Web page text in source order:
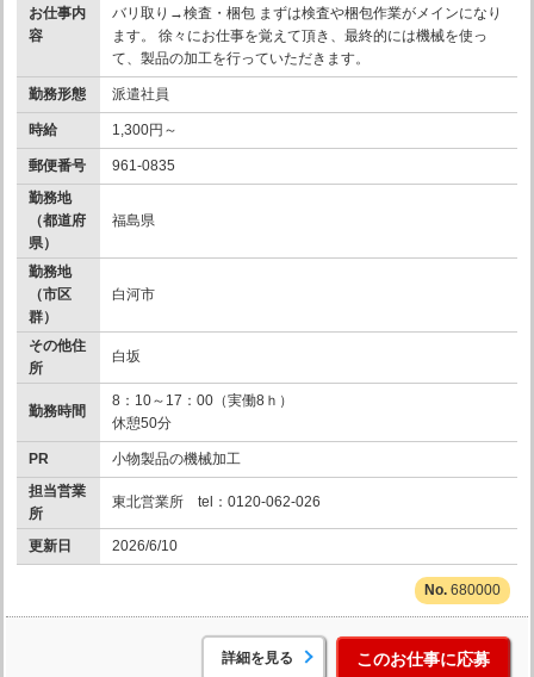
お仕事内
容
バリ取り→検査・梱包 まずは検査や梱包作業がメインになり
ます。 徐々にお仕事を覚えて頂き、最終的には機械を使っ
て、製品の加工を行っていただきます。
勤務形態 派遣社員
時給 1,300円～
郵便番号
961-0835
勤務地
（都道府
県）
福島県
勤務地
（市区
群）
白河市
その他住
所
白坂
勤務時間
8：10～17：00（実働8ｈ）
休憩50分
PR
小物製品の機械加工
担当営業
所
東北営業所 tel：0120-062-026
更新日 2026/6/10
680000
詳細を見る このお仕事に応募